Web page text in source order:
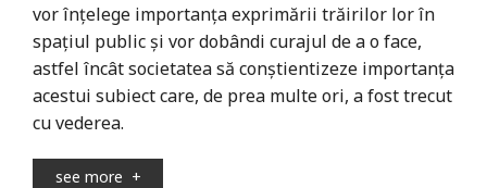
vor înțelege importanța exprimării trăirilor lor în
spațiul public și vor dobândi curajul de a o face,
astfel încât societatea să conștientizeze importanța
acestui subiect care, de prea multe ori, a fost trecut
cu vederea.
see more +